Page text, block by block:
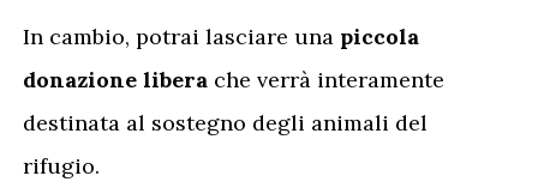
In cambio, potrai lasciare una piccola
donazione libera che verrà interamente
destinata al sostegno degli animali del
rifugio.